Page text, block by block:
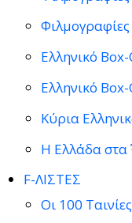
Ελληνικό
Ελληνικό
Κύρια
Η Ελλάδα
F-ΛΙΣΤΕΣ
Οι 100